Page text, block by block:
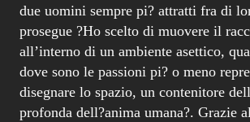
due uomini sempre pi? attratti fra di
prosegue ?Ho scelto di muovere il
all’interno di un ambiente asettico,
dove sono le passioni pi? o meno
disegnare lo spazio, un contenitore
profonda dell?anima umana?. Grazie